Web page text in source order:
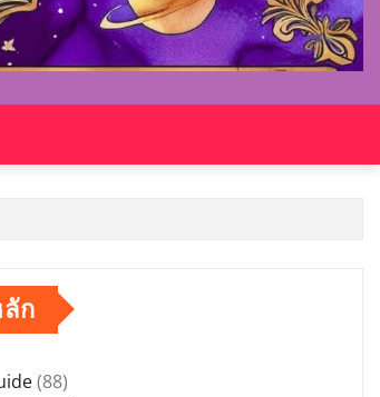
ก
(88)